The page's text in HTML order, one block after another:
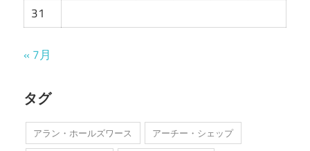
31
« 7月
タグ
アラン・ホールズワース
アーチー・シェップ